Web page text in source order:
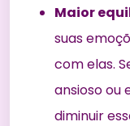
Maior
suas
com elas.
ansioso ou
diminuir